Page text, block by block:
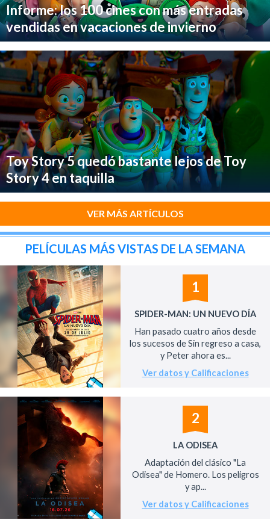
Informe: los 100 cines con más entradas
vendidas en vacaciones de invierno
Toy Story 5 quedó bastante lejos de Toy
Story 4 en taquilla
VER MÁS ARTÍCULOS
PELÍCULAS MÁS VISTAS DE LA SEMANA
1
SPIDER-MAN: UN NUEVO DÍA
Han pasado cuatro años desde
los sucesos de Sin regreso a casa,
y Peter ahora es...
Ver datos y Calificaciones
2
LA ODISEA
Adaptación del clásico "La
Odisea" de Homero. Los peligros
y ap...
Ver datos y Calificaciones